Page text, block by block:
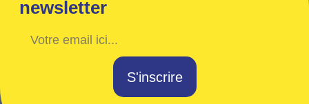
newsletter
S'inscrire